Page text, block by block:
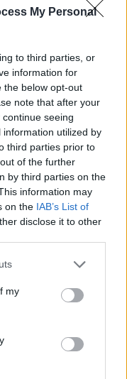
My Personal
to third parties, or
information for
the below opt-out
note that after your
seeing
utilized by
third parties prior to
of the further
by third parties on the
information may
on the IAB’s List of
disclose it to other
one or more Google
You may click to
third-party tags to
in below Google
my
elsők között
hírekről a